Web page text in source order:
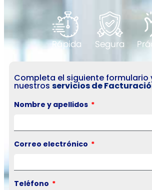
Completa el siguiente formulario
nuestros servicios de
Nombre y apellidos
Correo electrónico
Teléfono